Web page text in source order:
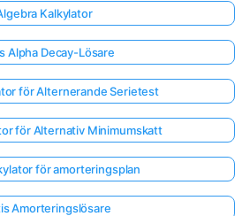
Kalkylator
Alpha Decay-Lösare
för Alternerande Serietest
för Alternativ Minimumskatt
för amorteringsplan
Amorteringslösare